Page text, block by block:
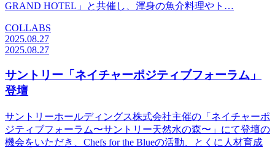
GRAND HOTEL」と共催し、渾身の魚介料理やト…
COLLABS
2025.08.27
2025.08.27
サントリー「ネイチャーポジティブフォーラム」
登壇
サントリーホールディングス株式会社主催の「ネイチャーポ
ジティブフォーラム〜サントリー天然水の森〜」にて登壇の
機会をいただき、Chefs for the Blueの活動、とくに人材育成